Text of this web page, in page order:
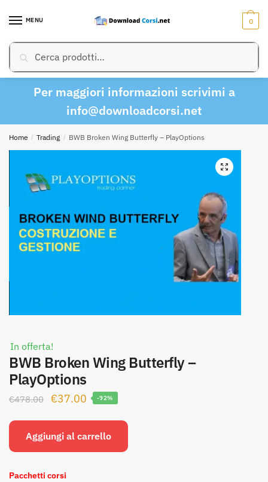
MENU
Cerca:Cerca
0
Per maggiori informazioni scrivimi a
info@downloadcorsi.net
Home / Trading / BWB Broken Wing Butterfly – PlayOptions
In offerta!
BWB Broken Wing Butterfly –
PlayOptions
€478.00
Il
originale
€37.00 Il
attuale
-92%
Aggiungi al carrello
Pacchetti corsi